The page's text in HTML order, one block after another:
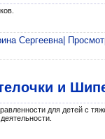
Сергеевна|
и
для детей с